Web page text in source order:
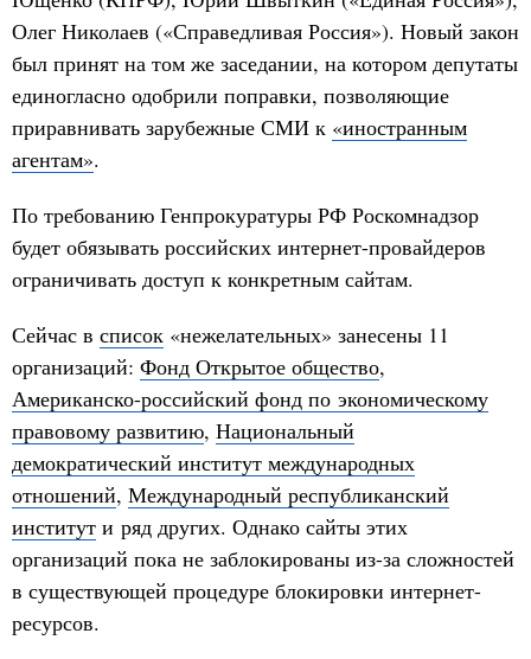
Олег Николаев («Справедливая Россия»). Новый закон
был принят на том же заседании, на котором депутаты
единогласно одобрили поправки, позволяющие
приравнивать зарубежные СМИ к «иностранным
агентам».
По требованию Генпрокуратуры РФ Роскомнадзор
будет обязывать российских интернет-провайдеров
ограничивать доступ к конкретным сайтам.
Сейчас в список «нежелательных» занесены 11
организаций: Фонд Открытое общество,
Американско-российский фонд по экономическому
правовому развитию, Национальный
демократический институт международных
отношений, Международный республиканский
институт и ряд других. Однако сайты этих
организаций пока не заблокированы из-за сложностей
в существующей процедуре блокировки интернет-
ресурсов.